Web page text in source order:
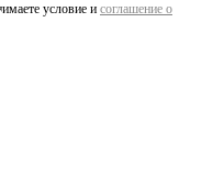
условие и соглашение о